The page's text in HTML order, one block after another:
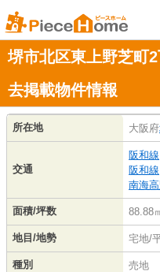
堺市北区東上野芝町
去掲載物件情報
所在地 大阪府
交通
阪和線
阪和線
南海
面積/坪数 88.88
地目/地勢 宅地/
種別 売地